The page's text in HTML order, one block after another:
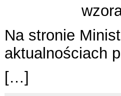
Na stronie
aktualnościach
[…]